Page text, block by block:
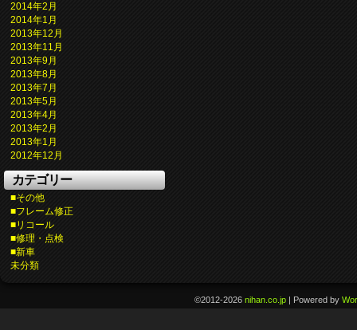
2014年2月
2014年1月
2013年12月
2013年11月
2013年9月
2013年8月
2013年7月
2013年5月
2013年4月
2013年2月
2013年1月
2012年12月
カテゴリー
■その他
■フレーム修正
■リコール
■修理・点検
■新車
未分類
©2012-2026nihan.co.jp | Powered by